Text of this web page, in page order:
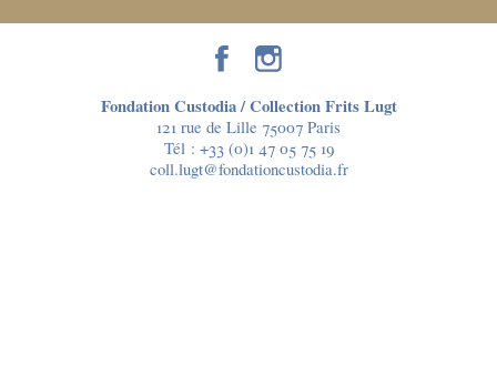
Fondation Custodia / Collection Frits Lugt
121 rue de Lille 75007 Paris
Tél : +33 (0)1 47 05 75 19
coll.lugt@fondationcustodia.fr